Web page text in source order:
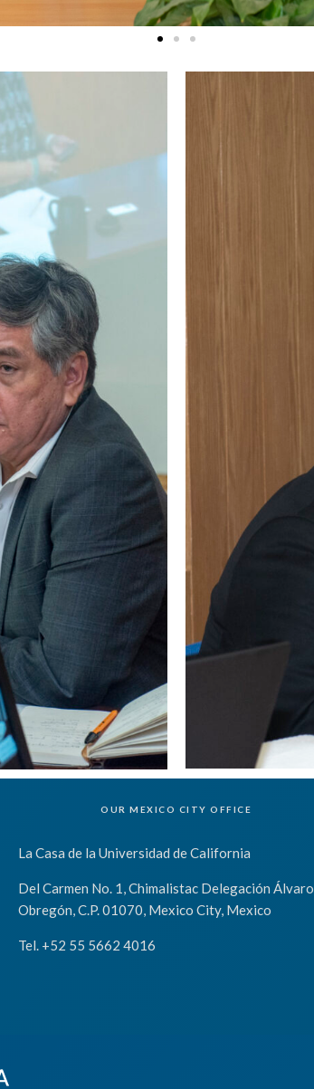
OUR MEXICO CITY OFFICE
La Casa de la Universidad de California
Del Carmen No. 1, Chimalistac Delegación Álvaro
Obregón, C.P. 01070, Mexico City, Mexico
Tel. +52 55 5662 4016